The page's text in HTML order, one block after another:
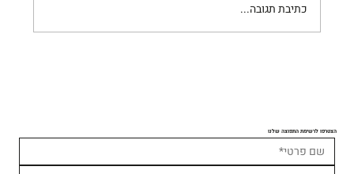
כתיבת תגובה...
הצטרפו לרשימת התפוצה שלנו